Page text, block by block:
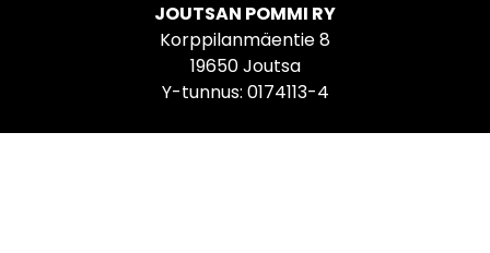
JOUTSAN POMMI RY
Korppilanmäentie 8
19650 Joutsa
Y-tunnus: 0174113-4